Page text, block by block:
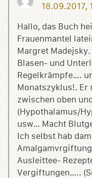
18.09.2017,
Hallo, das Buch
Frauenmantel
Margret
Blasen- und
Regelkrämpfe….
Monatszyklus!. Er
zwischen oben
(Hypothalamus/
usw… Macht
Ich selbst hab
Ausleittee-
Vergiftungen…..